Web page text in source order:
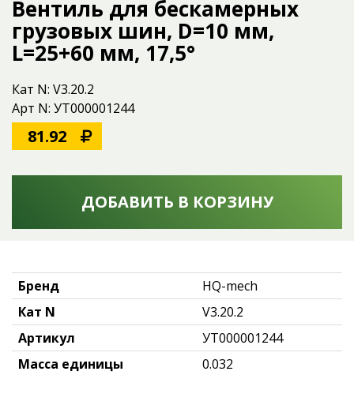
Вентиль для бескамерных
грузовых шин, D=10 мм,
L=25+60 мм, 17,5°
Кат N: V3.20.2
Арт N: УТ000001244
81.92
ДОБАВИТЬ В КОРЗИНУ
Бренд
HQ-mech
Кат N
V3.20.2
Артикул
УТ000001244
Масса единицы
0.032